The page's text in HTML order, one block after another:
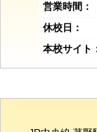
営業時間：
休校日：
本校サイト